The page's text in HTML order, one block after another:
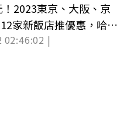
2023東京、大阪、京
家新飯店推優惠，哈日
|